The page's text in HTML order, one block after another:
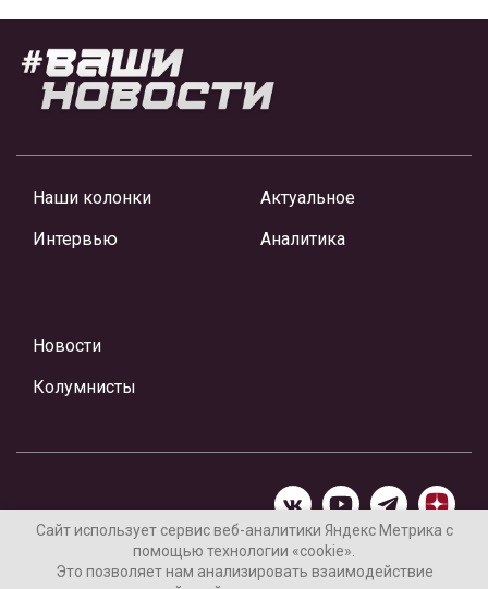
Наши колонки
Интервью
Актуальное
Аналитика
Новости
Колумнисты
Материалы предоставлены редакцией Интернет-газеты
«Ваши новости»
Сайт использует сервис веб-аналитики Яндекс Метрика с
помощью технологии «cookie».
Это позволяет нам анализировать взаимодействие